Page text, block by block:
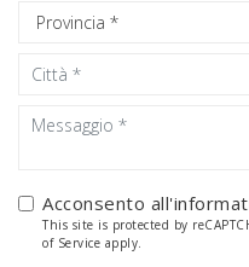
Acconsento
This site is protected by
of Service apply.